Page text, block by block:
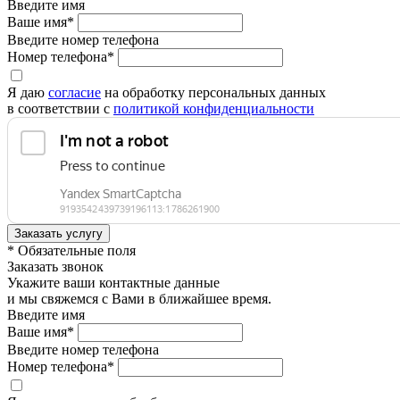
Введите имя
Ваше имя*
Введите номер телефона
Номер телефона*
Я даю согласие на обработку персональных данных
в соответствии с политикой конфиденциальности
* Обязательные поля
Заказать звонок
Укажите ваши контактные данные
и мы свяжемся с Вами в ближайшее время.
Введите имя
Ваше имя*
Введите номер телефона
Номер телефона*